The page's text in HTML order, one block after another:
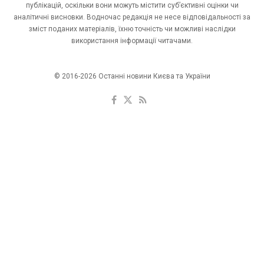
публікацій, оскільки вони можуть містити суб’єктивні оцінки чи
аналітичні висновки. Водночас редакція не несе відповідальності за
зміст поданих матеріалів, їхню точність чи можливі наслідки
використання інформації читачами.
© 2016-2026 Останні новини Києва та України